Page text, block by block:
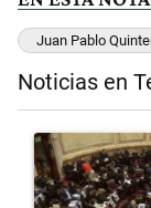
Juan Pablo
Noticias en
Un artículo de